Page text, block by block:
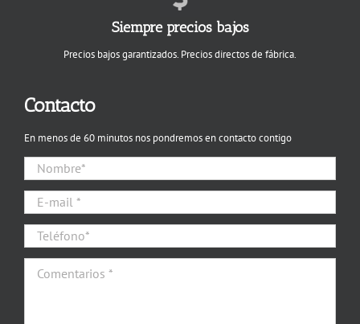
Siempre precios bajos
Precios bajos garantizados. Precios directos de fábrica.
Contacto
En menos de 60 minutos nos pondremos en contacto contigo